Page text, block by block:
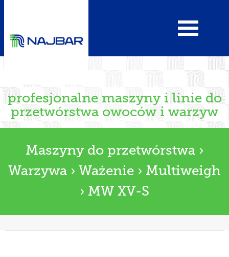
profesjonalne maszyny i linie do
przetwórstwa owoców i warzyw
Maszyny do przetwórstwa ›
Warzywa › Ważenie › Multiweigh
› MW XV-S